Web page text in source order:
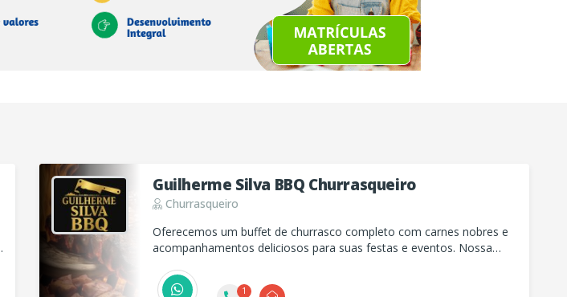
Guilherme Silva BBQ Churrasqueiro
Churrasqueiro
Oferecemos um buffet de churrasco completo com carnes nobres e
acompanhamentos deliciosos para suas festas e eventos. Nossa
1